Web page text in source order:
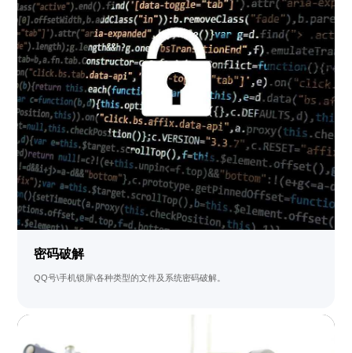
密码破解
QQ号\手机锁屏\各种类型的文件及系统密码破解。